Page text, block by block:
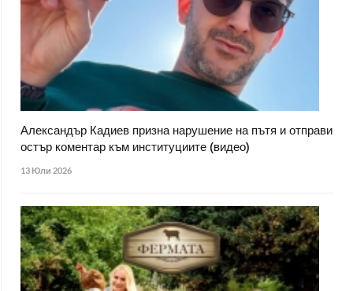
Александър Кадиев призна нарушение на пътя и отправи
остър коментар към институциите (видео)
13 Юли 2026